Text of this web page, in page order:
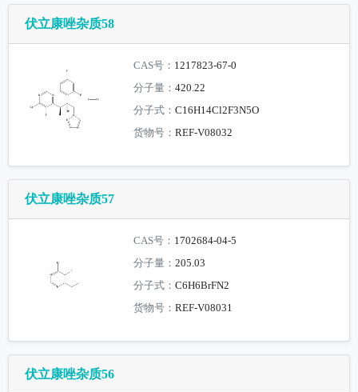
伏立康唑杂质58
CAS号： 1217823-67-0
分子量：420.22
分子式：C16H14Cl2F3N5O
货物号：REF-V08032
伏立康唑杂质57
CAS号： 1702684-04-5
分子量：205.03
分子式：C6H6BrFN2
货物号：REF-V08031
伏立康唑杂质56